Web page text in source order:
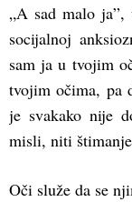
„A sad malo ja”,
socijalnoj
sam ja u tvojim
tvojim očima, pa
je svakako nije
misli, niti
Oči služe da se